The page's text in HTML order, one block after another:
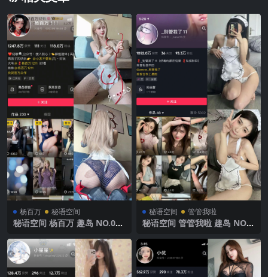
杨百万 秘语空间
秘语空间 杨百万 趣岛 NO.004
版
秘语空间 管管我啦
秘语空间 管管我啦 趣岛 NO.0
版